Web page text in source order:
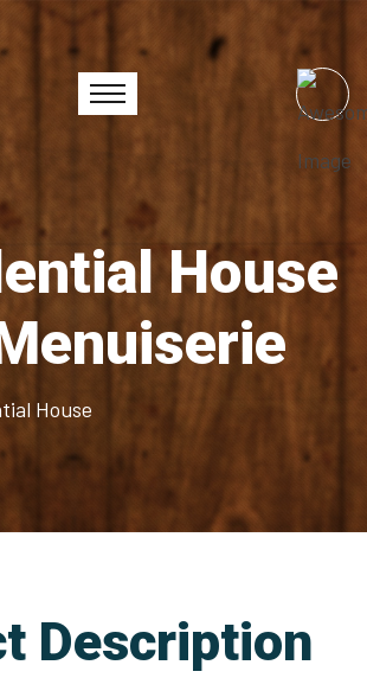
House
House
Description